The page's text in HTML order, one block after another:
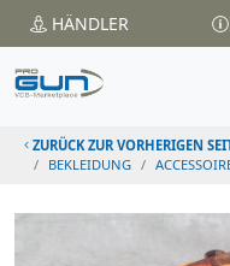
HÄNDLER
ZURÜCK ZUR VORHERIGEN
BEKLEIDUNG